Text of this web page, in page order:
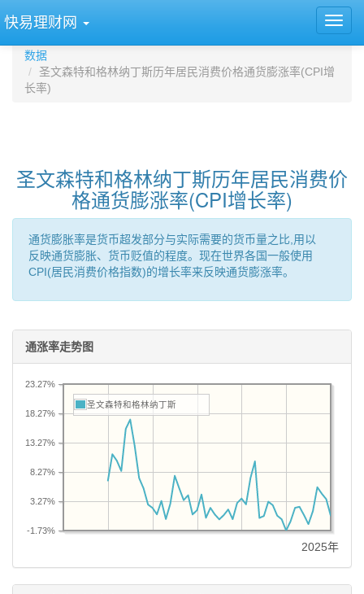
快易理财网
数据
圣文森特和格林纳丁斯历年居民消费价格通货膨涨率(CPI增
长率)
圣文森特和格林纳丁斯历年居民消费价
格通货膨涨率(CPI增长率)
通货膨胀率是货币超发部分与实际需要的货币量之比,用以
反映通货膨胀、货币贬值的程度。现在世界各国一般使用
CPI(居民消费价格指数)的增长率来反映通货膨涨率。
通涨率走势图
-1.73%
3.27%
8.27%
13.27%
18.27%
23.27%
圣文森特和格林纳丁斯
2025年